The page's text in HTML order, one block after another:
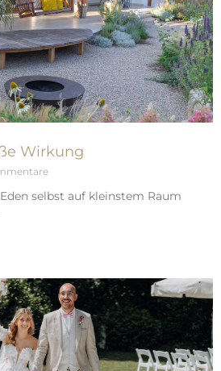
Wirkung
selbst auf kleinstem Raum